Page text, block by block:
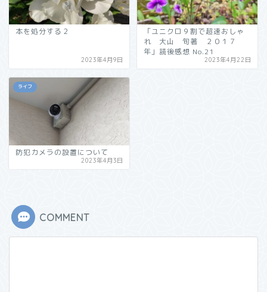
本を処分する２
2023年4月9日
「ユニクロ９割で超速おしゃ
れ 大山 旬著 ２０１７
年」読後感想 No.21
2023年4月22日
ライフ
防犯カメラの設置について
2023年4月3日
COMMENT